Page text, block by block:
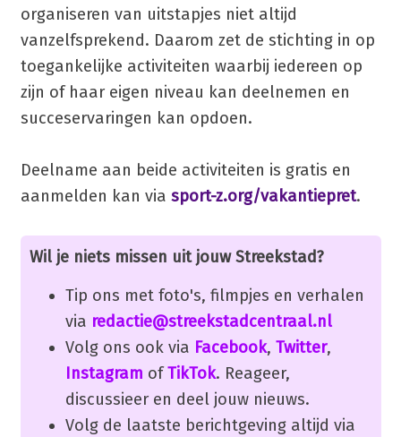
organiseren van uitstapjes niet altijd
vanzelfsprekend. Daarom zet de stichting in op
toegankelijke activiteiten waarbij iedereen op
zijn of haar eigen niveau kan deelnemen en
succeservaringen kan opdoen.
Deelname aan beide activiteiten is gratis en
aanmelden kan via sport-z.org/vakantiepret.
Wil je niets missen uit jouw Streekstad?
Tip ons met foto's, filmpjes en verhalen
via redactie@streekstadcentraal.nl
Volg ons ook via Facebook, Twitter,
Instagram ofTikTok. Reageer,
discussieer en deel jouw nieuws.
Volg de laatste berichtgeving altijd via